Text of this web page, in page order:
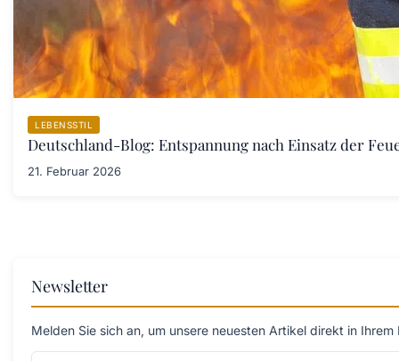
LEBENSSTIL
Deutschland-Blog: Entspannung nach Einsatz der
21. Februar 2026
Newsletter
Melden Sie sich an, um unsere neuesten Artikel direkt in